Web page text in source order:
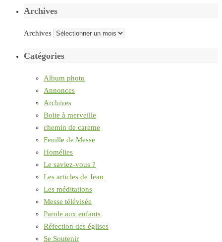
Archives
Archives
Catégories
Album photo
Annonces
Archives
Boite à merveille
chemin de careme
Feuille de Messe
Homélies
Le saviez-vous ?
Les articles de Jean
Les méditations
Messe télévisée
Parole aux enfants
Réfection des églises
Se Soutenir